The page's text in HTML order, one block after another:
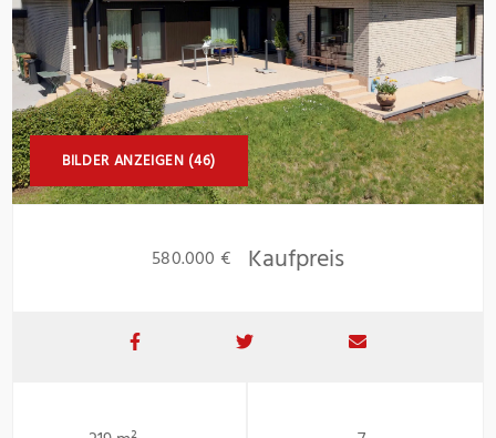
BILDER ANZEIGEN (46)
580.000 € Kaufpreis